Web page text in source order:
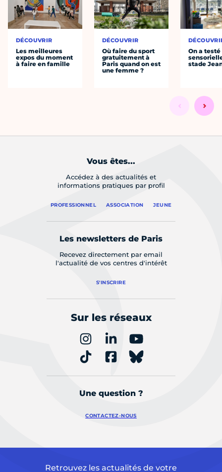
DÉCOUVRIR
Les meilleures
expos du moment
à faire en famille
DÉCOUVRIR
Où faire du sport
gratuitement à
Paris quand on est
une femme ?
On a
stade
Vous êtes...
Accédez à des actualités et
informations pratiques par profil
PROFESSIONNEL ASSOCIATION JEUNE
Les newsletters de Paris
Recevez directement par email
l'actualité de vos centres d'intérêt
S'INSCRIRE
Sur les réseaux
Une question ?
CONTACTEZ-NOUS
Retrouvez les actualités de votre